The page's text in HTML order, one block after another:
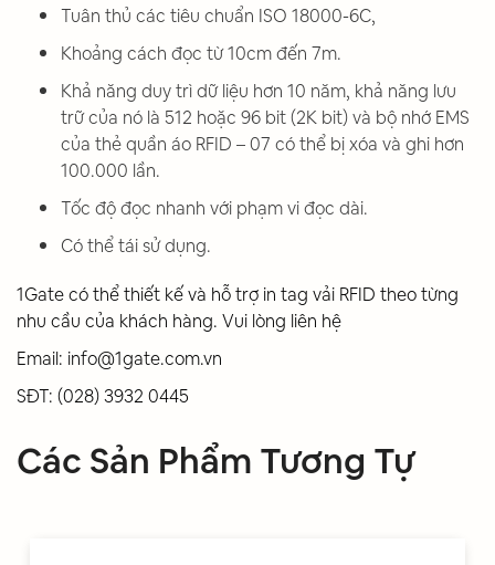
Tuân thủ các tiêu chuẩn ISO 18000-6C,
Khoảng cách đọc từ 10cm đến 7m.
Khả năng duy trì dữ liệu hơn 10 năm, khả năng lưu
trữ của nó là 512 hoặc 96 bit (2K bit) và bộ nhớ EMS
của thẻ quần áo RFID – 07 có thể bị xóa và ghi hơn
100.000 lần.
Tốc độ đọc nhanh với phạm vi đọc dài.
Có thể tái sử dụng.
1Gate có thể thiết kế và hỗ trợ in tag vải RFID theo từng
nhu cầu của khách hàng. Vui lòng liên hệ
Email: info@1gate.com.vn
SĐT: (028) 3932 0445
Các Sản Phẩm Tương Tự